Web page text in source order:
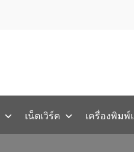
เน็ตเวิร์ค เครื่องพิม